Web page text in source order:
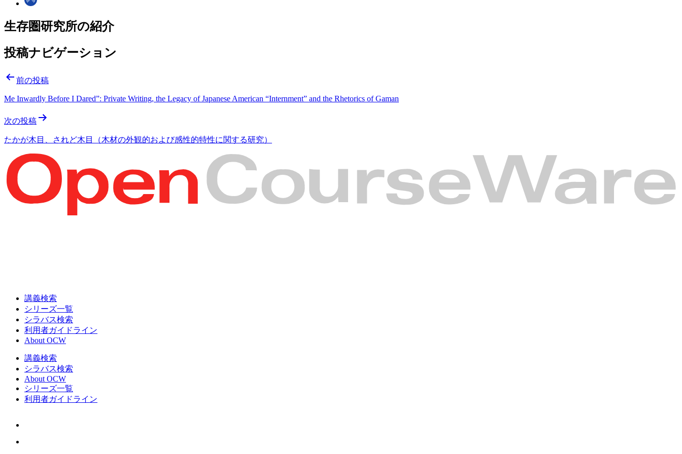
生存圏研究所の紹介
投稿ナビゲーション
前の投稿
Me Inwardly Before I Dared”: Private Writing, the Legacy of Japanese American “Internment” and the Rhetorics of Gaman
次の投稿
たかが木目、されど木目（木材の外観的および感性的特性に関する研究）
講義検索
シリーズ一覧
シラバス検索
利用者ガイドライン
About OCW
講義検索
シラバス検索
About OCW
シリーズ一覧
利用者ガイドライン